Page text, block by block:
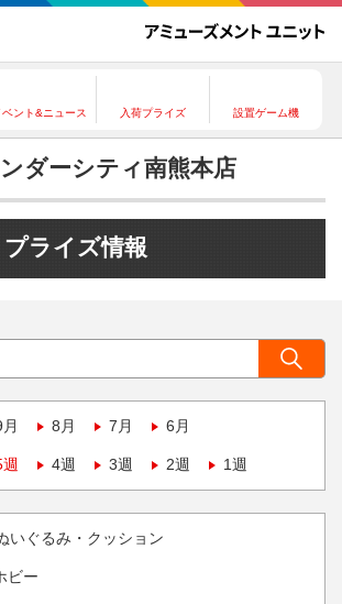
ベント&ニュース 入荷プライズ 設置ゲーム機
ダーシティ南熊本店
プライズ情報
8月 7月 6月
4週 3週 2週 1週
いぐるみ・クッション
ビー